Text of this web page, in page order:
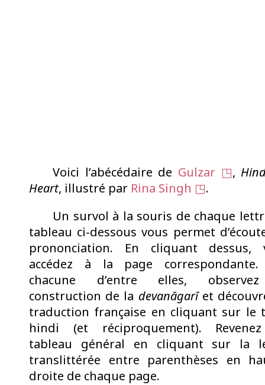
Voici l’abécédaire de Gulzar ,
Heart, illustré par Rina Singh
.
Un survol à la souris de chaque
tableau ci-dessous vous permet
prononciation. En cliquant dessus,
accédez à la page
chacune d’entre elles,
construction de la devanāgarīet
traduction française en cliquant sur le
hindi (et réciproquement).
tableau général en cliquant sur la
translittérée entre parenthèses en
droite de chaque page.